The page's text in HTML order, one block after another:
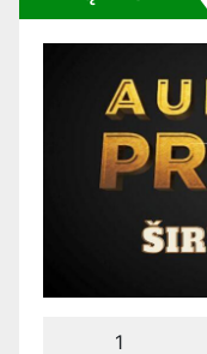
1